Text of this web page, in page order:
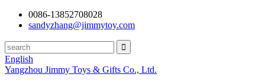
0086-13852708028
sandyzhang@jimmytoy.com
English
Yangzhou Jimmy Toys & Gifts Co., Ltd.